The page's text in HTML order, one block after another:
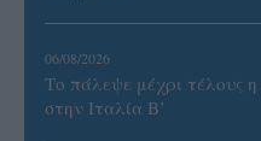
06/08/2026
Το πάλεψε μέχρι τέλους
στην Ιταλία Β’